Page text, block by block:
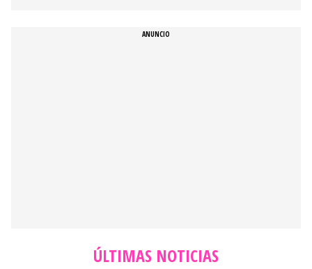
ÚLTIMAS NOTICIAS